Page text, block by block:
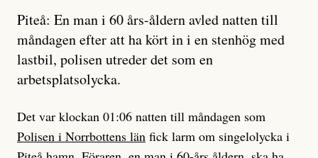
Jag sökte ljuset och meningen,
efter det som var rent, rätt och sant,
och aldrig såg jag det klarare än
när jag ombord på bussen hjälpte en tant.
#23/2026Intervjun
Jesper Lundby: ”Livet i sig
Piteå: En man i 60 års-åldern avled natten till
måndagen efter att ha kört in i en stenhög med
lastbil, polisen utreder det som en
arbetsplatsolycka.
Det var klockan 01:06 natten till måndagen som
Polisen i Norrbottens län fick larm om singelolycka i